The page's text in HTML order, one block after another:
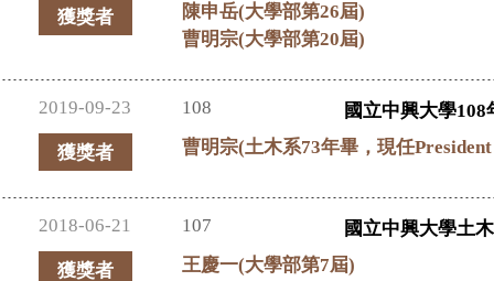
獲獎者
陳申岳(大學部第26屆)
曹明宗(大學部第20屆)
2019-09-23 108
國立中興大學
獲獎者
曹明宗(土木系73年畢，現任
2018-06-21 107
國立中興大學土
獲獎者
王慶一(大學部第7屆)